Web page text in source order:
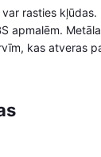
rasties
apmalēm.
kas atveras